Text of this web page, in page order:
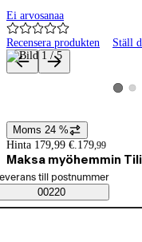
Ei arvosanaa
Recensera produkten Ställ
Produktbilder och
Visa
Prisinformation
Moms 24 %
Hinta 179,99 €. 179,99
Maksa myöhemmin
Saatavuustiedot
beställningssätt
till postnummer
00220